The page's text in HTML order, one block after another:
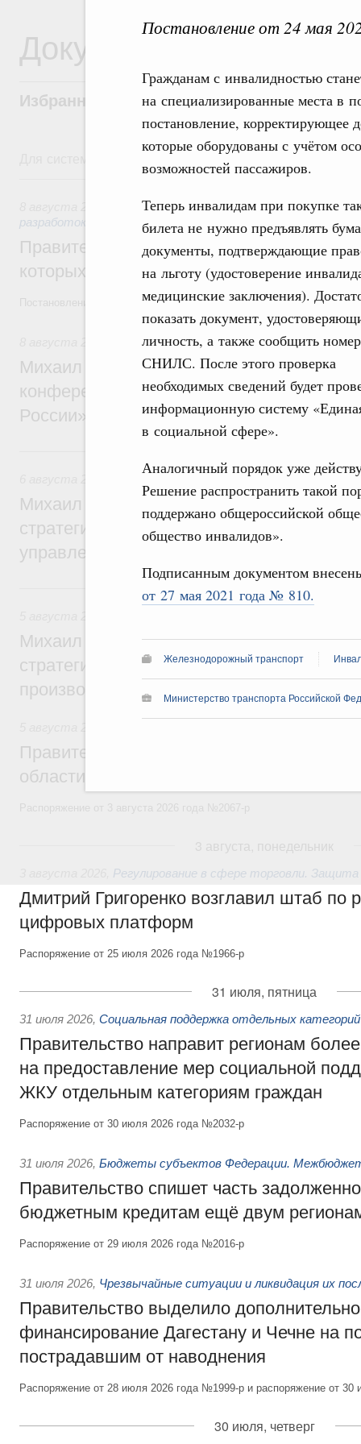
Постановление от 24 мая
Гражданам с инвалидностью
на специализированные места в
постановление, корректирующее
которые оборудованы с учётом
возможностей пассажиров.
Теперь инвалидам при покупке
билета не нужно предъявлять
документы, подтверждающие
на льготу (удостоверение
медицинские заключения).
показать документ,
личность, а также сообщить номер
СНИЛС. После этого проверка
необходимых сведений будет
информационную систему
в социальной сфере».
Аналогичный порядок уже
Решение распространить такой
поддержано общероссийской
общество инвалидов».
Подписанным документом
от 27 мая 2021 года № 810.
Железнодорожный транспорт
Министерство транспорта Российской
Документы
Избранные документы со справками к
Для системного поиска перейдите в раздел "Поиск по
8 августа, суббота
Государственная политика в сфере
разработок
Правительство расширило перечень
которых освобождаются от НДФЛ
Постановление от 5 августа 2026 года №978
Отрасль информационных технологий
Михаил Мишустин дал поручения по
конференции «Цифровая индустрия
России»
Технологическое развитие. Инновации
Михаил Мишустин дал поручения по
стратегической сессии о
управления научно-технологическим
5 августа, среда
Михаил Мишустин дал поручения по
стратегической сессии, посвящённой
производительности труда
Правительство увеличило объём
области в рамках федерального
Регулирование в сфере торговли.
Дмитрий Григоренко возглавил штаб по
цифровых платформ
Распоряжение от 25 июля 2026 года №1966-р
31 июля, пятница
31 июля 2026, Социальная поддержка отдельных
Правительство направит регионам
на предоставление мер социальной
ЖКУ отдельным категориям граждан
Распоряжение от 30 июля 2026 года №2032-р
31 июля 2026, Бюджеты субъектов Федерации.
Правительство спишет часть
бюджетным кредитам ещё двум
Распоряжение от 29 июля 2026 года №2016-р
31 июля 2026, Чрезвычайные ситуации и ликвидация их
Правительство выделило
финансирование Дагестану и Чечне на
пострадавшим от наводнения
Распоряжение от 28 июля 2026 года №1999-р и распоряжение от
30 июля, четверг